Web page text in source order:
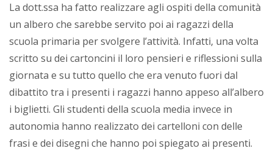
La dott.ssa ha fatto realizzare agli ospiti della comunità
un albero che sarebbe servito poi ai ragazzi della
scuola primaria per svolgere l’attività. Infatti, una volta
scritto su dei cartoncini il loro pensieri e riflessioni sulla
giornata e su tutto quello che era venuto fuori dal
dibattito tra i presenti i ragazzi hanno appeso all’albero
i biglietti. Gli studenti della scuola media invece in
autonomia hanno realizzato dei cartelloni con delle
frasi e dei disegni che hanno poi spiegato ai presenti.